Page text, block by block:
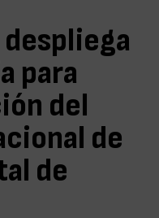
despliega
para
del
de
de